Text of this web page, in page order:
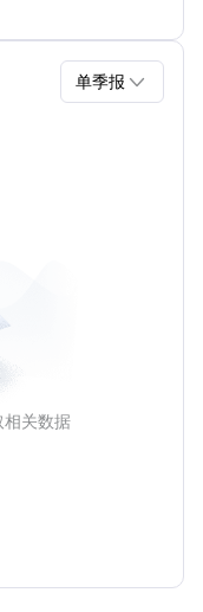
单季报 
相关数据